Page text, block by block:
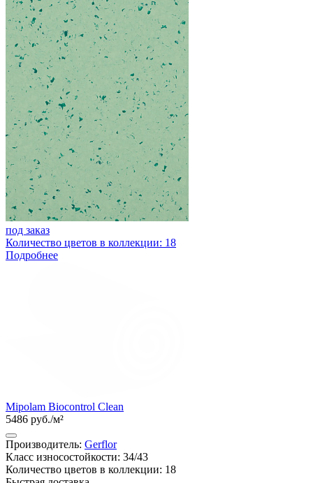
под заказ
Количество цветов в коллекции: 18
Подробнее
Mipolam Biocontrol Clean
5486 руб./м²
Производитель: Gerflor
Класс износостойкости: 34/43
Количество цветов в коллекции: 18